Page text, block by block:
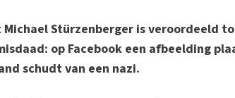
Stürzenberger is veroordeeld
op Facebook een afbeelding
schudt van een nazi.